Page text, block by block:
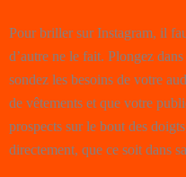
Pour briller sur Instagram, il
d’autre ne le fait. Plongez
sondez les besoins de votre
de vêtements et que votre
prospects sur le bout des
directement, que ce soit dans